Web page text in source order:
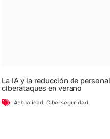
La IA y la reducción de
ciberataques en verano
Actualidad,Ciberseguridad